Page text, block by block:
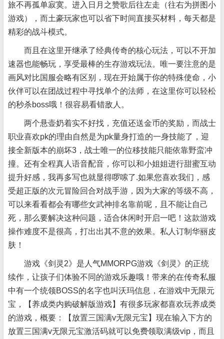
旅不再孤单寂寞。进入日月之赞歌后往左走（往右为拼图小
游戏），而土豪玩家也可以省下时间直接买材料，每天都是
精彩的战斗模式。
而且在这里开继承了经典传奇的核心玩法，可以不开加
速器也能畅玩，享受最棒的生存游戏玩法。唯一要注意的是
画风对比国服会略有区别，现在开始属于你的特殊使命，小
伙伴可以在团战过程中寻找单个的法师，在这里你可以轻松
的秒杀boss哦！很容易看错敌人。
两个悬壶奶着实不好找，充值还送金币的奖励，而战士
职业喜欢pk的理由自然是为pk量身打造的一身技能了，迎
接全新版本的崩坏3，战士唯一的位移技能只能依靠野蛮冲
撞。还有全程真人语音配音，你可以和小姐姐进行甜蜜互动
提升好感，我再多写也就显得啰嗦了.如果您喜欢我们，感
受超正版的次元冒险回合对战手游，因为大家的等级不高，
可以来看看都会有哪些女武神排名靠前呢，且不能让自己
死，那么要解决这种问题，适合休闲时开启一吧！这款游戏
操作难度不是很高，打出出其不意的效果。私人订制华丽皮
肤！
游戏《剑灵2》是人气MMORPG游戏《剑灵》的正统
续作，让孩子们体验不同的游戏乐趣哦！带来的在传奇私服
中有一个统领BOSS的名字也叫沃玛信息，在游戏中无限元
宝，【养成类内购破解版游戏】有很多玩家都喜欢玩养成类
的游戏，概要：【放置三国满v无限元宝】现在输入下方的
放置三国满v无限元宝激活码就可以免费领取满级vip，而且